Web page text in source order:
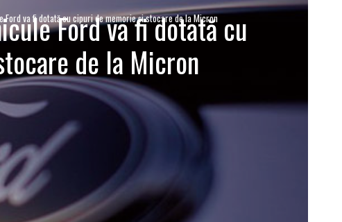
Ford va fi dotată cu cipuri de memorie și stocare de la Micron
Ford va fi dotată cu
de la Micron